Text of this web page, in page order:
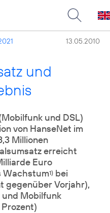
13.05.2010
und
und DSL)
von HanseNet im
Millionen
erreicht
Euro
Wachstum1) bei
gegenüber Vorjahr),
und Mobilfunk